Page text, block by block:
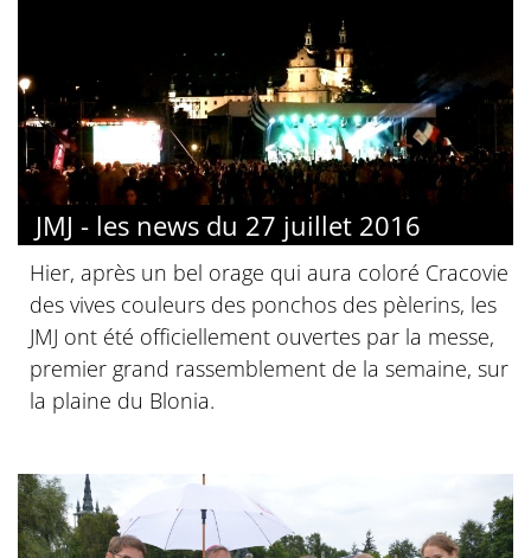
JMJ - les news du 27 juillet 2016
Hier, après un bel orage qui aura coloré Cracovie
des vives couleurs des ponchos des pèlerins, les
JMJ ont été officiellement ouvertes par la messe,
premier grand rassemblement de la semaine, sur
la plaine du Blonia.